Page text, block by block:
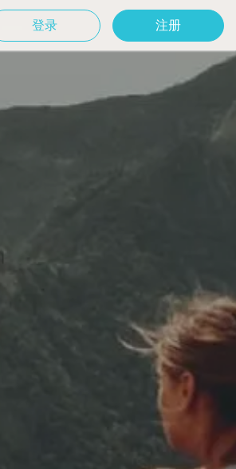
登录 注册